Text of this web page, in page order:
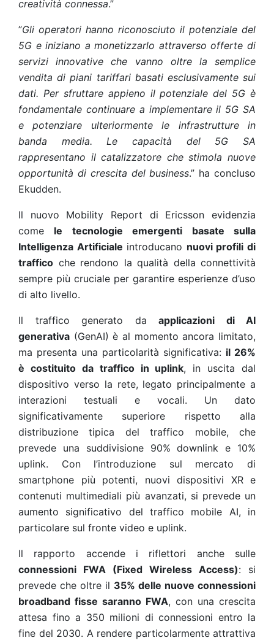
creatività connessa.”
”Gli operatori hanno riconosciuto il potenziale del
5G e iniziano a monetizzarlo attraverso offerte di
servizi innovative che vanno oltre la semplice
vendita di piani tariffari basati esclusivamente sui
dati. Per sfruttare appieno il potenziale del 5G è
fondamentale continuare a implementare il 5G SA
e potenziare ulteriormente le infrastrutture in
banda media. Le capacità del 5G SA
rappresentano il catalizzatore che stimola nuove
opportunità di crescita del business.” ha concluso
Ekudden.
Il nuovo Mobility Report di Ericsson evidenzia
come le tecnologie emergenti basate sulla
Intelligenza Artificiale introducano nuovi profili di
traffico che rendono la qualità della connettività
sempre più cruciale per garantire esperienze d’uso
di alto livello.
Il traffico generato da applicazioni di AI
generativa (GenAI) è al momento ancora limitato,
ma presenta una particolarità significativa: il 26%
è costituito da traffico in uplink, in uscita dal
dispositivo verso la rete, legato principalmente a
interazioni testuali e vocali. Un dato
significativamente superiore rispetto alla
distribuzione tipica del traffico mobile, che
prevede una suddivisione 90% downlink e 10%
uplink. Con l’introduzione sul mercato di
smartphone più potenti, nuovi dispositivi XR e
contenuti multimediali più avanzati, si prevede un
aumento significativo del traffico mobile AI, in
particolare sul fronte video e uplink.
Il rapporto accende i riflettori anche sulle
connessioni FWA (Fixed Wireless Access): si
prevede che oltre il 35% delle nuove connessioni
broadband fisse saranno FWA, con una crescita
attesa fino a 350 milioni di connessioni entro la
fine del 2030. A rendere particolarmente attrattiva